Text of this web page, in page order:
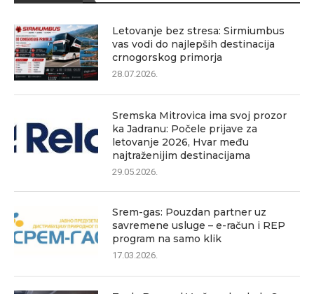
Letovanje bez stresa: Sirmiumbus
vas vodi do najlepših destinacija
crnogorskog primorja
28.07.2026.
Sremska Mitrovica ima svoj prozor
ka Jadranu: Počele prijave za
letovanje 2026, Hvar među
najtraženijim destinacijama
29.05.2026.
Srem-gas: Pouzdan partner uz
savremene usluge – e-račun i REP
program na samo klik
17.03.2026.